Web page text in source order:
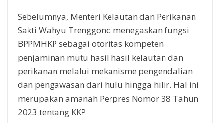
Sebelumnya, Menteri Kelautan dan Perikanan
Sakti Wahyu Trenggono menegaskan fungsi
BPPMHKP sebagai otoritas kompeten
penjaminan mutu hasil hasil kelautan dan
perikanan melalui mekanisme pengendalian
dan pengawasan dari hulu hingga hilir. Hal ini
merupakan amanah Perpres Nomor 38 Tahun
2023 tentang KKP